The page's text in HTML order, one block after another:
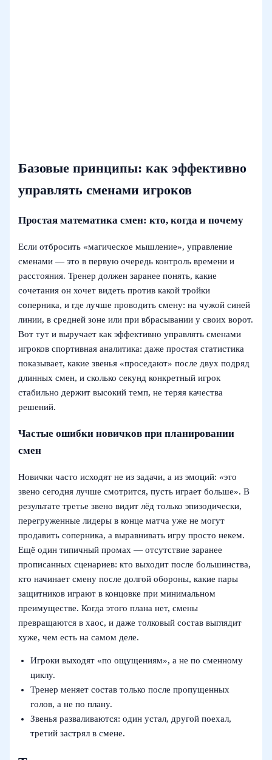
Базовые принципы: как эффективно
управлять сменами игроков
Простая математика смен: кто, когда и почему
Если отбросить «магическое мышление», управление
сменами — это в первую очередь контроль времени и
расстояния. Тренер должен заранее понять, какие
сочетания он хочет видеть против какой тройки
соперника, и где лучше проводить смену: на чужой синей
линии, в средней зоне или при вбрасывании у своих ворот.
Вот тут и выручает как эффективно управлять сменами
игроков спортивная аналитика: даже простая статистика
показывает, какие звенья «проседают» после двух подряд
длинных смен, и сколько секунд конкретный игрок
стабильно держит высокий темп, не теряя качества
решений.
Частые ошибки новичков при планировании
смен
Новички часто исходят не из задачи, а из эмоций: «это
звено сегодня лучше смотрится, пусть играет больше». В
результате третье звено видит лёд только эпизодически,
перегруженные лидеры в конце матча уже не могут
продавить соперника, а выравнивать игру просто некем.
Ещё один типичный промах — отсутствие заранее
прописанных сценариев: кто выходит после большинства,
кто начинает смену после долгой обороны, какие пары
защитников играют в концовке при минимальном
преимуществе. Когда этого плана нет, смены
превращаются в хаос, и даже толковый состав выглядит
хуже, чем есть на самом деле.
Игроки выходят «по ощущениям», а не по сменному
циклу.
Тренер меняет состав только после пропущенных
голов, а не по плану.
Звенья разваливаются: один устал, другой поехал,
третий застрял в смене.